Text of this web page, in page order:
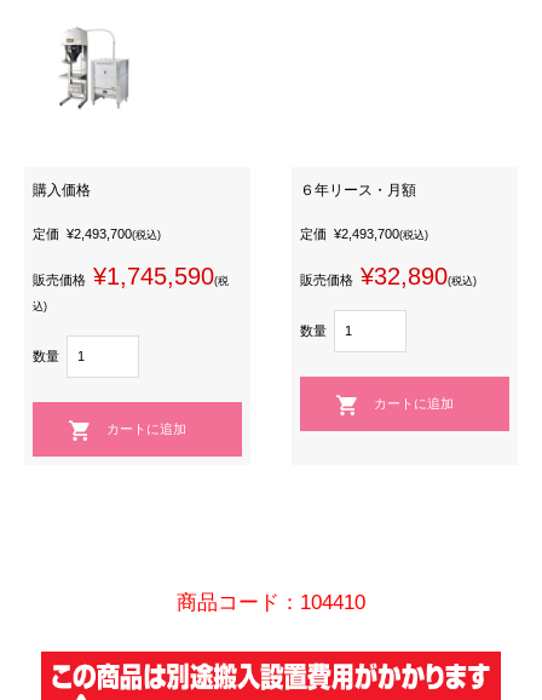
購入価格
定価 ¥2,493,700(税込)
販売価格 ¥1,745,590(税
込)
数量
６年リース・月額
定価 ¥2,493,700(税込)
販売価格 ¥32,890(税込)
数量
商品コード：104410